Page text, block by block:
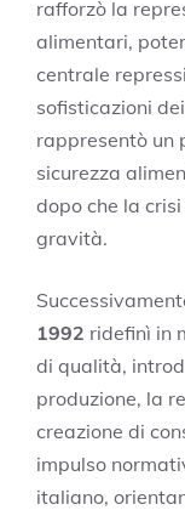
rafforzò la
alimentari,
centrale
sofisticazioni
rappresentò un
sicurezza
dopo che la
gravità.
1992 ridefinì in
di qualità,
produzione, la
creazione di
impulso
italiano,